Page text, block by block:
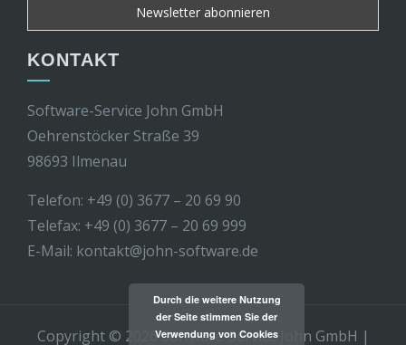
KONTAKT
Software-Service John GmbH
Oehrenstöcker Straße 39
98693 Ilmenau
Telefon: +49 (0) 3677 – 20 69 90
Telefax: +49 (0) 3677 – 20 69 999
E-Mail: kontakt@john-software.de
Copyright © 2026 Software-Service John GmbH |
Durch die weitere Nutzung
der Seite stimmen Sie der
Verwendung von Cookies